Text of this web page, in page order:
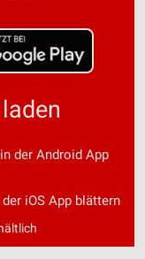
der Android App
iOS App blättern